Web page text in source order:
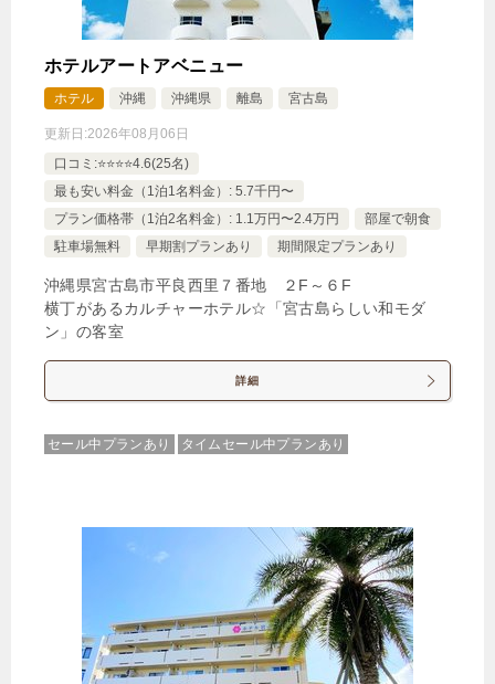
【早期割90】じゃらん限定30％OFF◆連泊・90日前
ツイン 🍴朝食 IN15:00- OUT-11:00
1泊
合計（税込）
7,390円 スタンダードツイン
じゃらんで確認する
ホテルアートアベニュー
ホテル 沖縄 沖縄県 離島 宮古島
更新日:2026年08月06日
口コミ:⭐️⭐️⭐️⭐️4.6(25名)
最も安い料金（1泊1名料金）: 5.7千円〜
プラン価格帯（1泊2名料金）: 1.1万円〜2.4万円
部屋で朝食
駐車場無料
早期割プランあり 期間限定プランあり
沖縄県宮古島市平良西里７番地 ２F～６F
横丁があるカルチャーホテル☆「宮古島らしい和モダ
ン」の客室
詳細
セール中プランあり タイムセール中プランあり